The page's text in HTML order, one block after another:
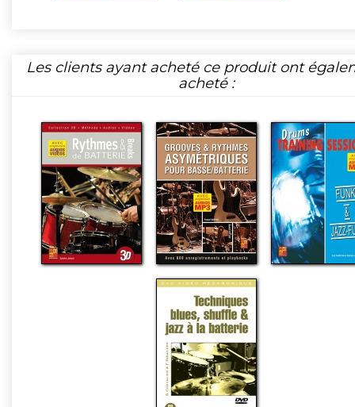
Les clients ayant acheté ce produit ont
acheté :